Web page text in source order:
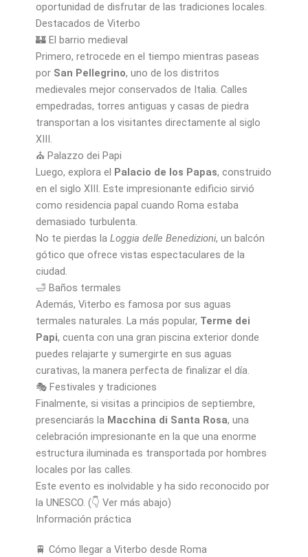
oportunidad de disfrutar de las tradiciones locales.
Destacados de Viterbo
🏰 El barrio medieval
Primero, retrocede en el tiempo mientras paseas
por San Pellegrino, uno de los distritos
medievales mejor conservados de Italia. Calles
empedradas, torres antiguas y casas de piedra
transportan a los visitantes directamente al siglo
XIII.
⛪ Palazzo dei Papi
Luego, explora el Palacio de los Papas, construido
en el siglo XIII. Este impresionante edificio sirvió
como residencia papal cuando Roma estaba
demasiado turbulenta.
No te pierdas laLoggia delle Benedizioni, un balcón
gótico que ofrece vistas espectaculares de la
ciudad.
🛁 Baños termales
Además, Viterbo es famosa por sus aguas
termales naturales. La más popular, Terme dei
Papi, cuenta con una gran piscina exterior donde
puedes relajarte y sumergirte en sus aguas
curativas, la manera perfecta de finalizar el día.
🎭 Festivales y tradiciones
Finalmente, si visitas a principios de septiembre,
presenciarás la Macchina di Santa Rosa, una
celebración impresionante en la que una enorme
estructura iluminada es transportada por hombres
locales por las calles.
Este evento es inolvidable y ha sido reconocido por
la UNESCO. (👇 Ver más abajo)
Información práctica
🚆 Cómo llegar a Viterbo desde Roma